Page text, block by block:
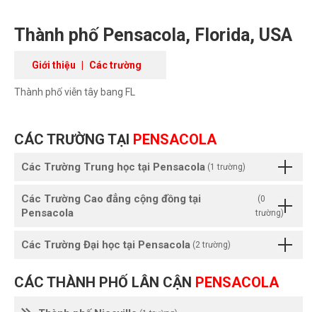
Thành phố Pensacola, Florida, USA
Giới thiệu | Các trường
Thành phố viễn tây bang FL
CÁC TRƯỜNG TẠI PENSACOLA
Các Trường Trung học tại Pensacola (1 trường)
Các Trường Cao đẳng cộng đồng tại
Pensacola
(0
trường)
Các Trường Đại học tại Pensacola (2 trường)
CÁC THÀNH PHỐ LÂN CẬN PENSACOLA